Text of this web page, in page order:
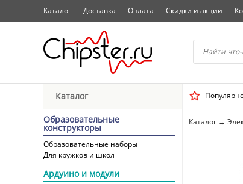
Начните водить
Каталог Доставка Оплата Скидки и акции
Каталог
Образовательные
конструкторы
Образовательные наборы
Для кружков и школ
Ардуино и модули
Каталог →